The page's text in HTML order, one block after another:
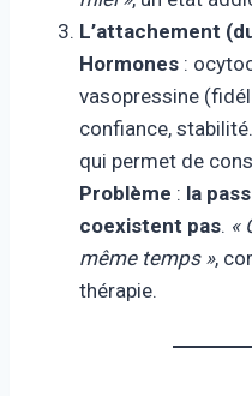
L’attachement
Hormones :
vasopressine
confiance,
qui permet de
Problème : la
coexistent pas. «
même temps »,
thérapie.